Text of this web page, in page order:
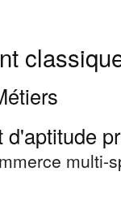
d'aptitude
multi-